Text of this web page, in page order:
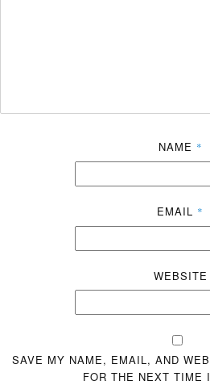
NAME *
EMAIL *
WEBSITE
SAVE MY NAME, EMAIL, AND
FOR THE NEXT TIME